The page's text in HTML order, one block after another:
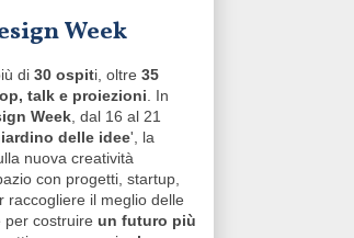
Week
di 30 ospiti, oltre 35
talk e proiezioni. In
Week, dal 16 al 21
delle idee', la
nuova creatività
con progetti, startup,
raccogliere il meglio delle
per costruire un futuro più